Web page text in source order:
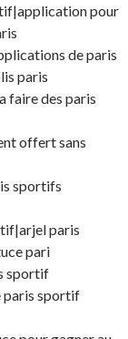
pour
de paris
paris
faire des paris
offert sans
sportifs
paris
pari
sportif
paris sportif